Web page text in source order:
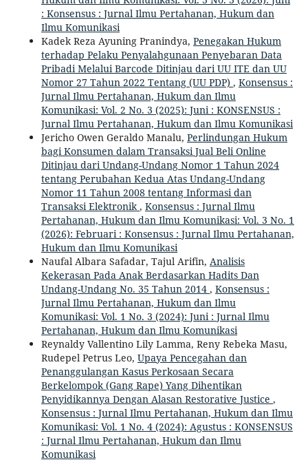
: Konsensus : Jurnal Ilmu Pertahanan, Hukum dan
Ilmu Komunikasi
Kadek Reza Ayuning Pranindya, Penegakan Hukum
terhadap Pelaku Penyalahgunaan Penyebaran Data
Pribadi Melalui Barcode Ditinjau dari UU ITE dan UU
Nomor 27 Tahun 2022 Tentang (UU PDP) , Konsensus :
Jurnal Ilmu Pertahanan, Hukum dan Ilmu
Komunikasi: Vol. 2 No. 3 (2025): Juni : KONSENSUS :
Jurnal Ilmu Pertahanan, Hukum dan Ilmu Komunikasi
Jericho Owen Geraldo Manalu, Perlindungan Hukum
bagi Konsumen dalam Transaksi Jual Beli Online
Ditinjau dari Undang-Undang Nomor 1 Tahun 2024
tentang Perubahan Kedua Atas Undang-Undang
Nomor 11 Tahun 2008 tentang Informasi dan
Transaksi Elektronik, Konsensus : Jurnal Ilmu
Pertahanan, Hukum dan Ilmu Komunikasi: Vol. 3 No. 1
(2026): Februari : Konsensus : Jurnal Ilmu Pertahanan,
Hukum dan Ilmu Komunikasi
Naufal Albara Safadar, Tajul Arifin, Analisis
Kekerasan Pada Anak Berdasarkan Hadits Dan
Undang-Undang No. 35 Tahun 2014 , Konsensus :
Jurnal Ilmu Pertahanan, Hukum dan Ilmu
Komunikasi: Vol. 1 No. 3 (2024): Juni : Jurnal Ilmu
Pertahanan, Hukum dan Ilmu Komunikasi
Reynaldy Vallentino Lily Lamma, Reny Rebeka Masu,
Rudepel Petrus Leo, Upaya Pencegahan dan
Penanggulangan Kasus Perkosaan Secara
Berkelompok (Gang Rape) Yang Dihentikan
Penyidikannya Dengan Alasan Restorative Justice ,
Konsensus : Jurnal Ilmu Pertahanan, Hukum dan Ilmu
Komunikasi: Vol. 1 No. 4 (2024): Agustus : KONSENSUS
: Jurnal Ilmu Pertahanan, Hukum dan Ilmu
Komunikasi